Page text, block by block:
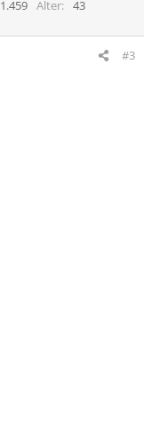
1.459 Alter
43
#3